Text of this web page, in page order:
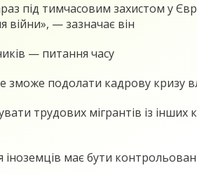
під тимчасовим захистом у
війни», — зазначає він
— питання часу
зможе подолати кадрову кризу
трудових мігрантів із
іноземців має бути